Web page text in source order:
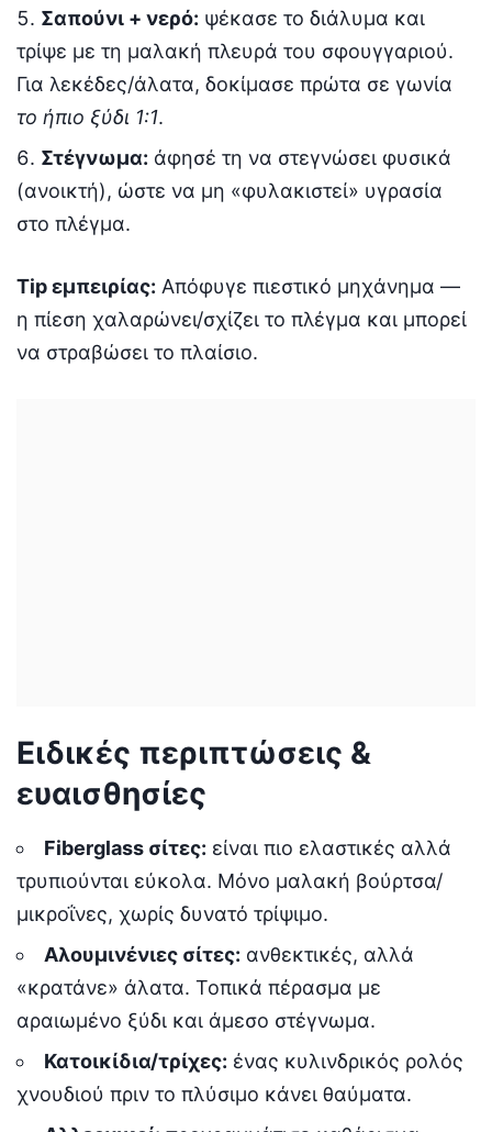
Σαπούνι + νερό: ψέκασε το διάλυμα και
τρίψε με τη μαλακή πλευρά του σφουγγαριού.
Για λεκέδες/άλατα, δοκίμασε πρώτα σε γωνία
το ήπιο ξύδι 1:1.
Στέγνωμα: άφησέ τη να στεγνώσει φυσικά
(ανοικτή), ώστε να μη «φυλακιστεί» υγρασία
στο πλέγμα.
Tip εμπειρίας: Απόφυγε πιεστικό μηχάνημα —
η πίεση χαλαρώνει/σχίζει το πλέγμα και μπορεί
να στραβώσει το πλαίσιο.
Ειδικές περιπτώσεις &
ευαισθησίες
Fiberglass σίτες: είναι πιο ελαστικές αλλά
τρυπιούνται εύκολα. Μόνο μαλακή βούρτσα/
μικροΐνες, χωρίς δυνατό τρίψιμο.
Αλουμινένιες σίτες: ανθεκτικές, αλλά
«κρατάνε» άλατα. Τοπικά πέρασμα με
αραιωμένο ξύδι και άμεσο στέγνωμα.
Κατοικίδια/τρίχες: ένας κυλινδρικός ρολός
χνουδιού πριν το πλύσιμο κάνει θαύματα.